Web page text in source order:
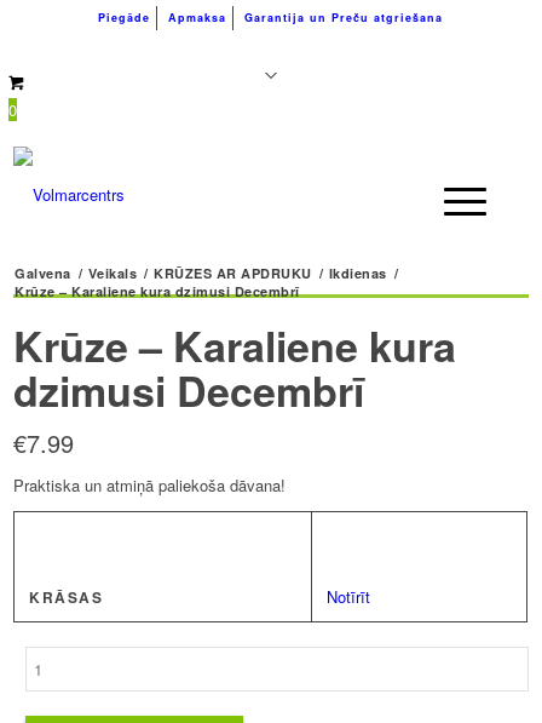
Piegāde Apmaksa Garantija un Preču atgriešana
0
Galvena / Veikals / KRŪZES AR APDRUKU / Ikdienas /
Krūze – Karaliene kura dzimusi Decembrī
Krūze – Karaliene kura
dzimusi Decembrī
€7.99
Praktiska un atmiņā paliekoša dāvana!
KRĀSAS Notīrīt